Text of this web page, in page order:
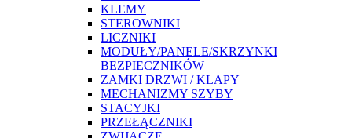
KLEMY
STEROWNIKI
LICZNIKI
MODUŁY/PANELE/SKRZYNKI
BEZPIECZNIKÓW
ZAMKI DRZWI / KLAPY
MECHANIZMY SZYBY
STACYJKI
PRZEŁĄCZNIKI